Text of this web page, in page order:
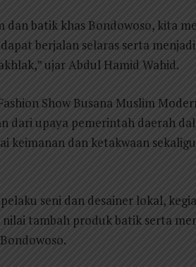
dan batik khas Bondowoso, kita
berjalan selaras serta
ujar Abdul Hamid Wahid.
Show Busana Muslim
dari upaya pemerintah daerah
keimanan dan ketakwaan
seni dan desainer lokal,
tambah produk batik serta